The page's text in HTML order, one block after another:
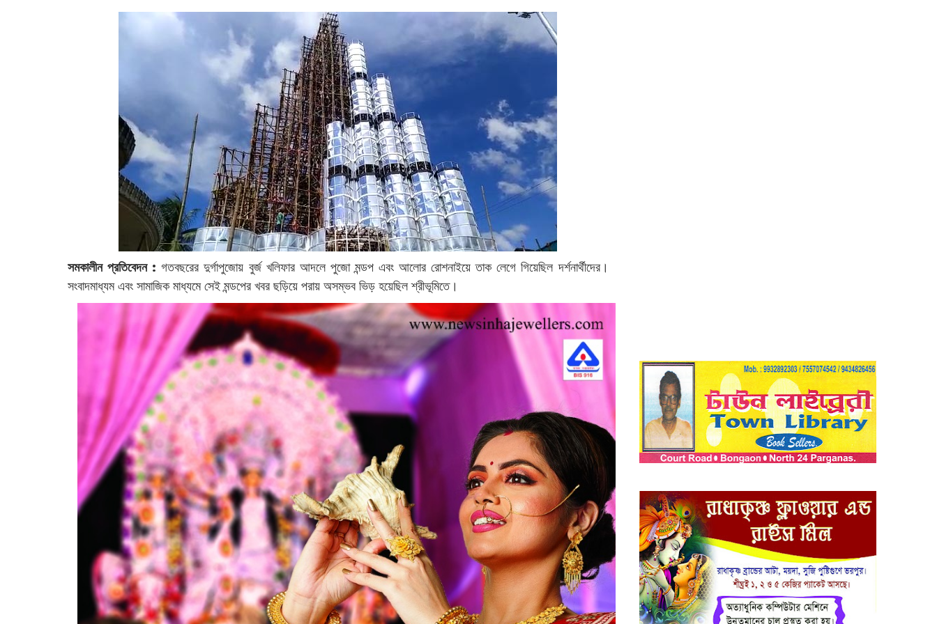
সমকালীন প্রতিবেদন : গতবছরের দুর্গাপুজোয় বুর্জ খলিফার আদলে পুজো মন্ডপ এবং আলোর রোশনাইয়ে তাক লেগে গিয়েছিল দর্শনার্থীদের।
সংবাদমাধ্যম এবং সামাজিক মাধ্যমে সেই মন্ডপের খবর ছড়িয়ে পরায় অসম্ভব ভিড় হয়েছিল শ্রীভূমিতে।